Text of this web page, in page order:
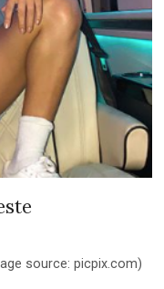
source: picpix.com)